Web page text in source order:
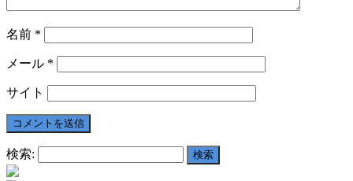
名前 *
メール *
サイト
検索: